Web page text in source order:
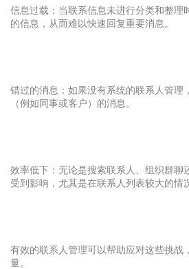
信息过载：当联系信息未进行分类和整理
的信息，从而难以快速回复重要消息。
错过的消息：如果没有系统的联系人管理
（例如同事或客户）的消息。
效率低下：无论是搜索联系人、组织群聊
受到影响，尤其是在联系人列表较大的情
有效的联系人管理可以帮助应对这些挑战
量。